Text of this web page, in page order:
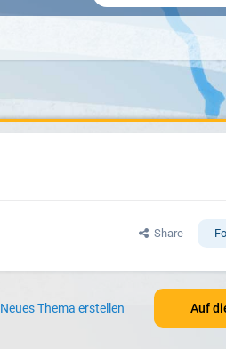
Share
Auf
Neues Thema erstellen